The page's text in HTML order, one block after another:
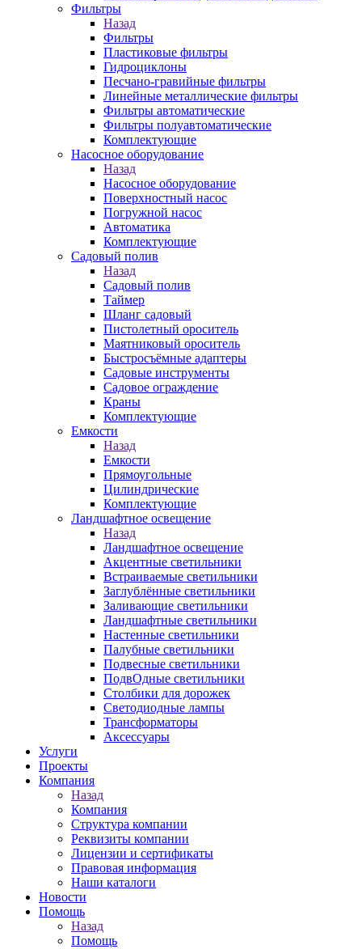
Фильтры
Назад
Фильтры
Пластиковые фильтры
Гидроциклоны
Песчано-гравийные фильтры
Линейные металлические фильтры
Фильтры автоматические
Фильтры полуавтоматические
Комплектующие
Насосное оборудование
Назад
Насосное оборудование
Поверхностный насос
Погружной насос
Автоматика
Комплектующие
Садовый полив
Назад
Садовый полив
Таймер
Шланг садовый
Пистолетный ороситель
Маятниковый ороситель
Быстросъёмные адаптеры
Садовые инструменты
Садовое ограждение
Краны
Комплектующие
Емкости
Назад
Емкости
Прямоугольные
Цилиндрические
Комплектующие
Ландшафтное освещение
Назад
Ландшафтное освещение
Акцентные светильники
Встраиваемые светильники
Заглублённые светильники
Заливающие светильники
Ландшафтные светильники
Настенные светильники
Палубные светильники
Подвесные светильники
ПодвОдные светильники
Столбики для дорожек
Светодиодные лампы
Трансформаторы
Аксессуары
Услуги
Проекты
Компания
Назад
Компания
Структура компании
Реквизиты компании
Лицензии и сертификаты
Правовая информация
Наши каталоги
Новости
Помощь
Назад
Помощь